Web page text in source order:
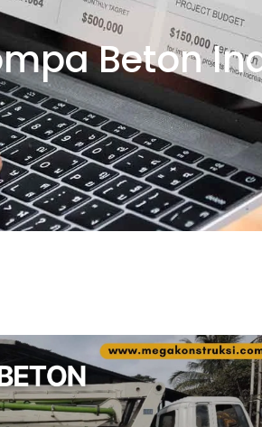
Beton